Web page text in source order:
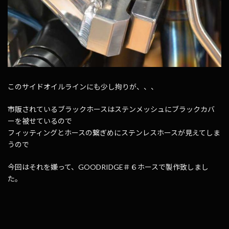
このサイドオイルラインにも少し拘りが、、、
市販されているブラックホースはステンメッシュにブラックカバ
ーを被せているので
フィッティングとホースの繋ぎめにステンレスホースが見えてしま
うので
今回はそれを嫌って、GOODRIDGE＃６ホースで製作致しまし
た。